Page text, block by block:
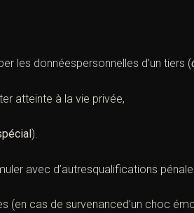
les donnéespersonnelles d’un tiers (
atteinte à la vie privée,
).
avec d’autresqualifications
(en cas de survenanced’un choc